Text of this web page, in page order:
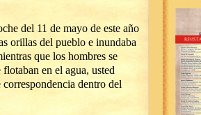
del 11 de mayo de este año
orillas del pueblo e inundaba
que los hombres se
en el agua, usted
dentro del